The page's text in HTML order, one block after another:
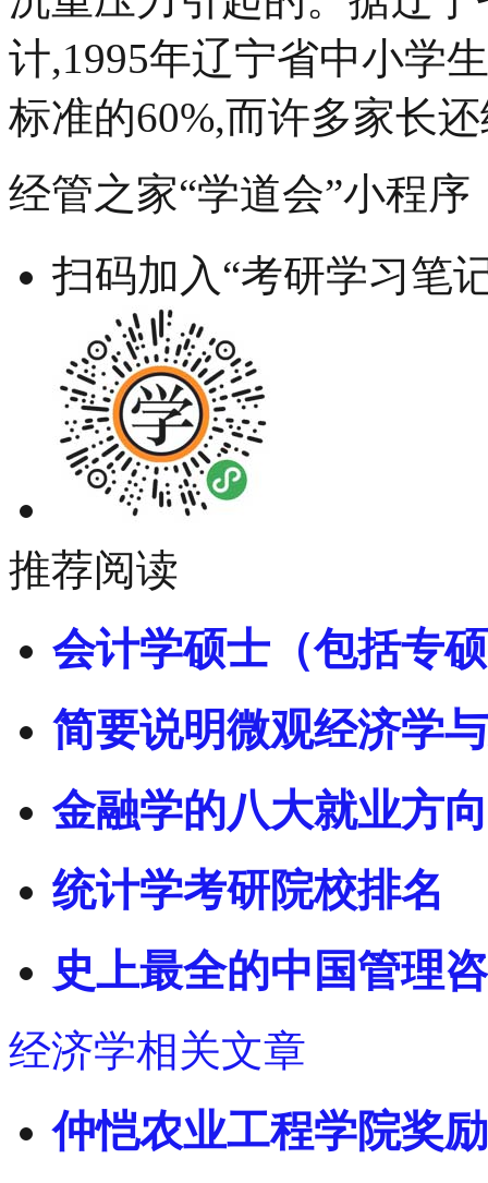
计,1995年辽宁省中小学
标准的60%,而许多家长
经管之家“学道会”小程序
扫码加入“考研学习笔
推荐阅读
会计学硕士（包括专
简要说明微观经济学
金融学的八大就业方
统计学考研院校排名
史上最全的中国管理
经济学相关文章
仲恺农业工程学院奖